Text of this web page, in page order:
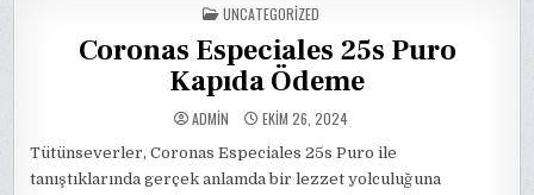
POSTED
IN
UNCATEGORIZED
Coronas Especiales 25s Puro
Kapıda Ödeme
ADMIN EKIM 26, 2024
Tütünseverler, Coronas Especiales 25s Puro ile
tanıştıklarında gerçek anlamda bir lezzet yolculuğuna